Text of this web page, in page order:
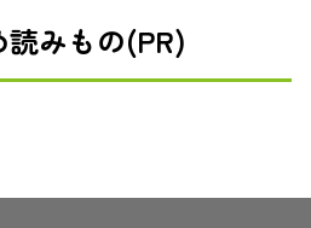
読みもの(PR)